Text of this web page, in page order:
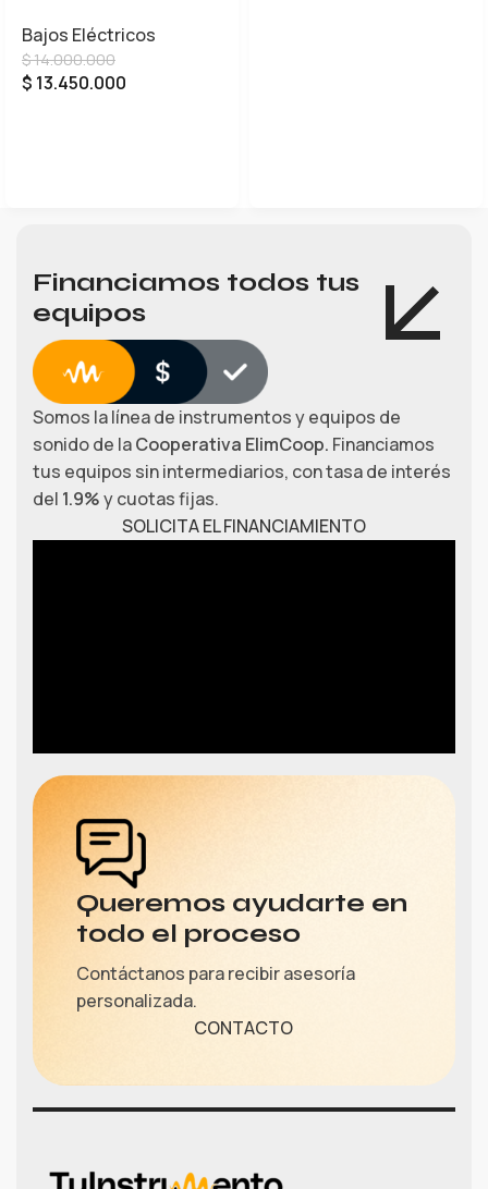
Bajos Eléctricos
$14.000.000
$ 13.450.000
Financiamos todos tus
equipos
Somos la línea de instrumentos y equipos de
sonido de laCooperativa ElimCoop. Financiamos
tus equipos sin intermediarios, con tasa de interés
del 1.9%y cuotas fijas.
SOLICITA EL FINANCIAMIENTO
Queremos ayudarte en
todo el proceso
Contáctanos para recibir asesoría
personalizada.
CONTACTO